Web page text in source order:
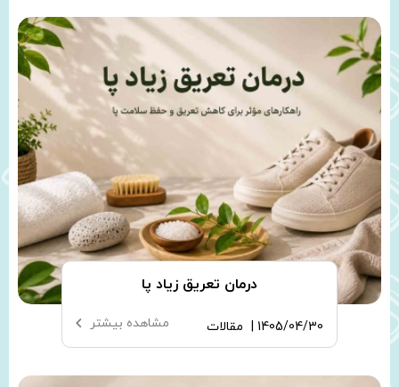
درمان تعریق زیاد پا
1405/04/30 | مقالات مشاهده بیشتر